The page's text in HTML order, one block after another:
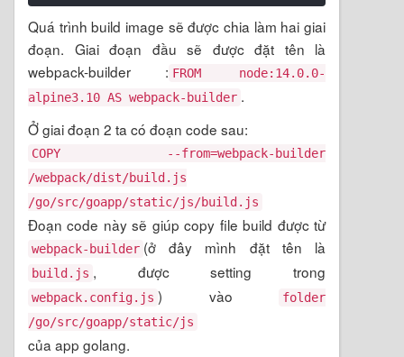
Quá trình build image sẽ được chia làm hai giai
đoạn. Giai đoạn đầu sẽ được đặt tên là
webpack-builder : FROM node:14.0.0-
alpine3.10 AS webpack-builder .
Ở giai đoạn 2 ta có đoạn code sau:
COPY --from=webpack-builder
/webpack/dist/build.js
/go/src/goapp/static/js/build.js
Đoạn code này sẽ giúp copy file build được từ
webpack-builder (ở đây mình đặt tên là
build.js , được setting trong
webpack.config.js ) vào
folder
/go/src/goapp/static/js
của app golang.